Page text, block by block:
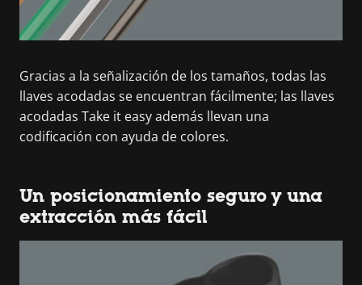
Gracias a la señalización de los tamaños, todas las
llaves acodadas se encuentran fácilmente; las llaves
acodadas Take it easy además llevan una
codificación con ayuda de colores.
Un posicionamiento seguro y una
extracción más fácil